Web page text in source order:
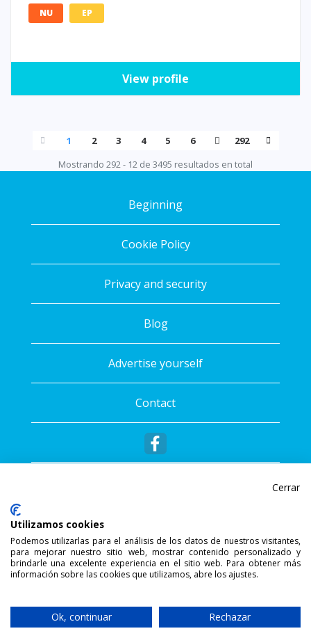
NU EP
View profile
1 2 3 4 5 6
292
Mostrando 292 - 12 de 3495 resultados en total
Beginning
Cookie Policy
Privacy and security
Blog
Advertise yourself
Contact
Copyright © 2026 - Sportalis®. All rights
reserved.
SSL Secure Connection
Cerrar
Utilizamos cookies
Podemos utilizarlas para el análisis de los datos de nuestros visitantes,
para mejorar nuestro sitio web, mostrar contenido personalizado y
brindarle una excelente experiencia en el sitio web. Para obtener más
información sobre las cookies que utilizamos, abre los ajustes.
Ok, continuar Rechazar